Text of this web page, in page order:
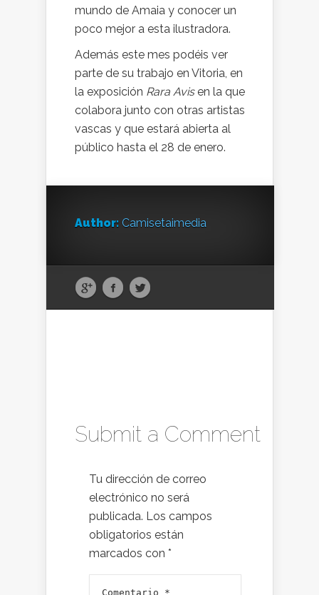
mundo de Amaia y conocer un
poco mejor a esta ilustradora.
Además este mes podéis ver
parte de su trabajo en Vitoria, en
la exposición Rara Avisen la que
colabora junto con otras artistas
vascas y que estará abierta al
público hasta el 28 de enero.
Author: Camisetaimedia
Submit a Comment
Tu dirección de correo
electrónico no será
publicada. Los campos
obligatorios están
marcados con *